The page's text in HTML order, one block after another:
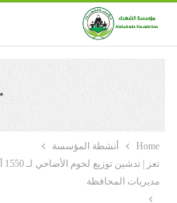
Home
أنشطة المؤسسة
مديريات المحافظة